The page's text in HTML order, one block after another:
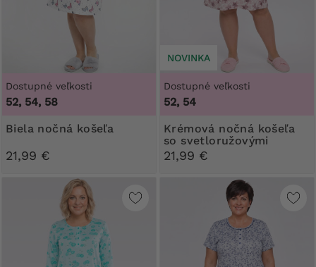
Dostupné veľkosti
52, 54, 58
Biela nočná košeľa
21,99 €
NOVINKA
Dostupné veľkosti
52, 54
Krémová nočná košeľa
so svetloružovými
listami
21,99 €